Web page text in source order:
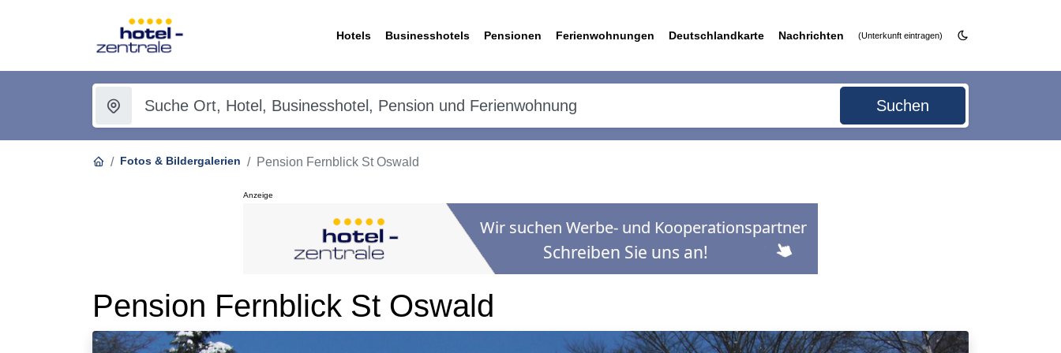
Hotels Businesshotels Pensionen Ferienwohnungen Deutschlandkarte Nachrichten (Unterkunft eintragen)
Suchen
Fotos & Bildergalerien Pension Fernblick St Oswald
Anzeige
Pension Fernblick St Oswald